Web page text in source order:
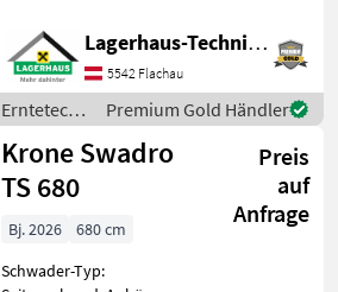
bitten telefonisch oder per
Mail Ihren Besuch
bekanntzugeben, um
ausreichend Zeit
Lagerhaus-Technik Flachau
5542 Flachau
Erntetechnik
Grünland /
Sonstige
Premium Gold Händler
Krone Swadro
TS 680
Preis
auf
Anfrage
Bj. 2026
680 cm
Schwader-Typ: